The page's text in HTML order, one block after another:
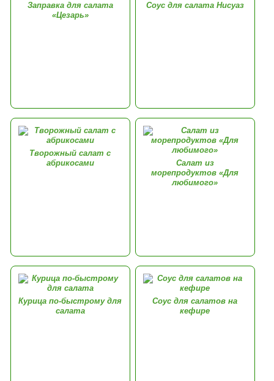
Заправка для салата
«Цезарь»
Соус для салата Нисуаз
Творожный салат с
абрикосами
Салат из
морепродуктов «Для
любимого»
Курица по-быстрому для
салата
Соус для салатов на
кефире